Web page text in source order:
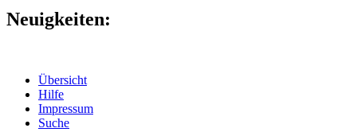
Neuigkeiten:
Übersicht
Hilfe
Impressum
Suche